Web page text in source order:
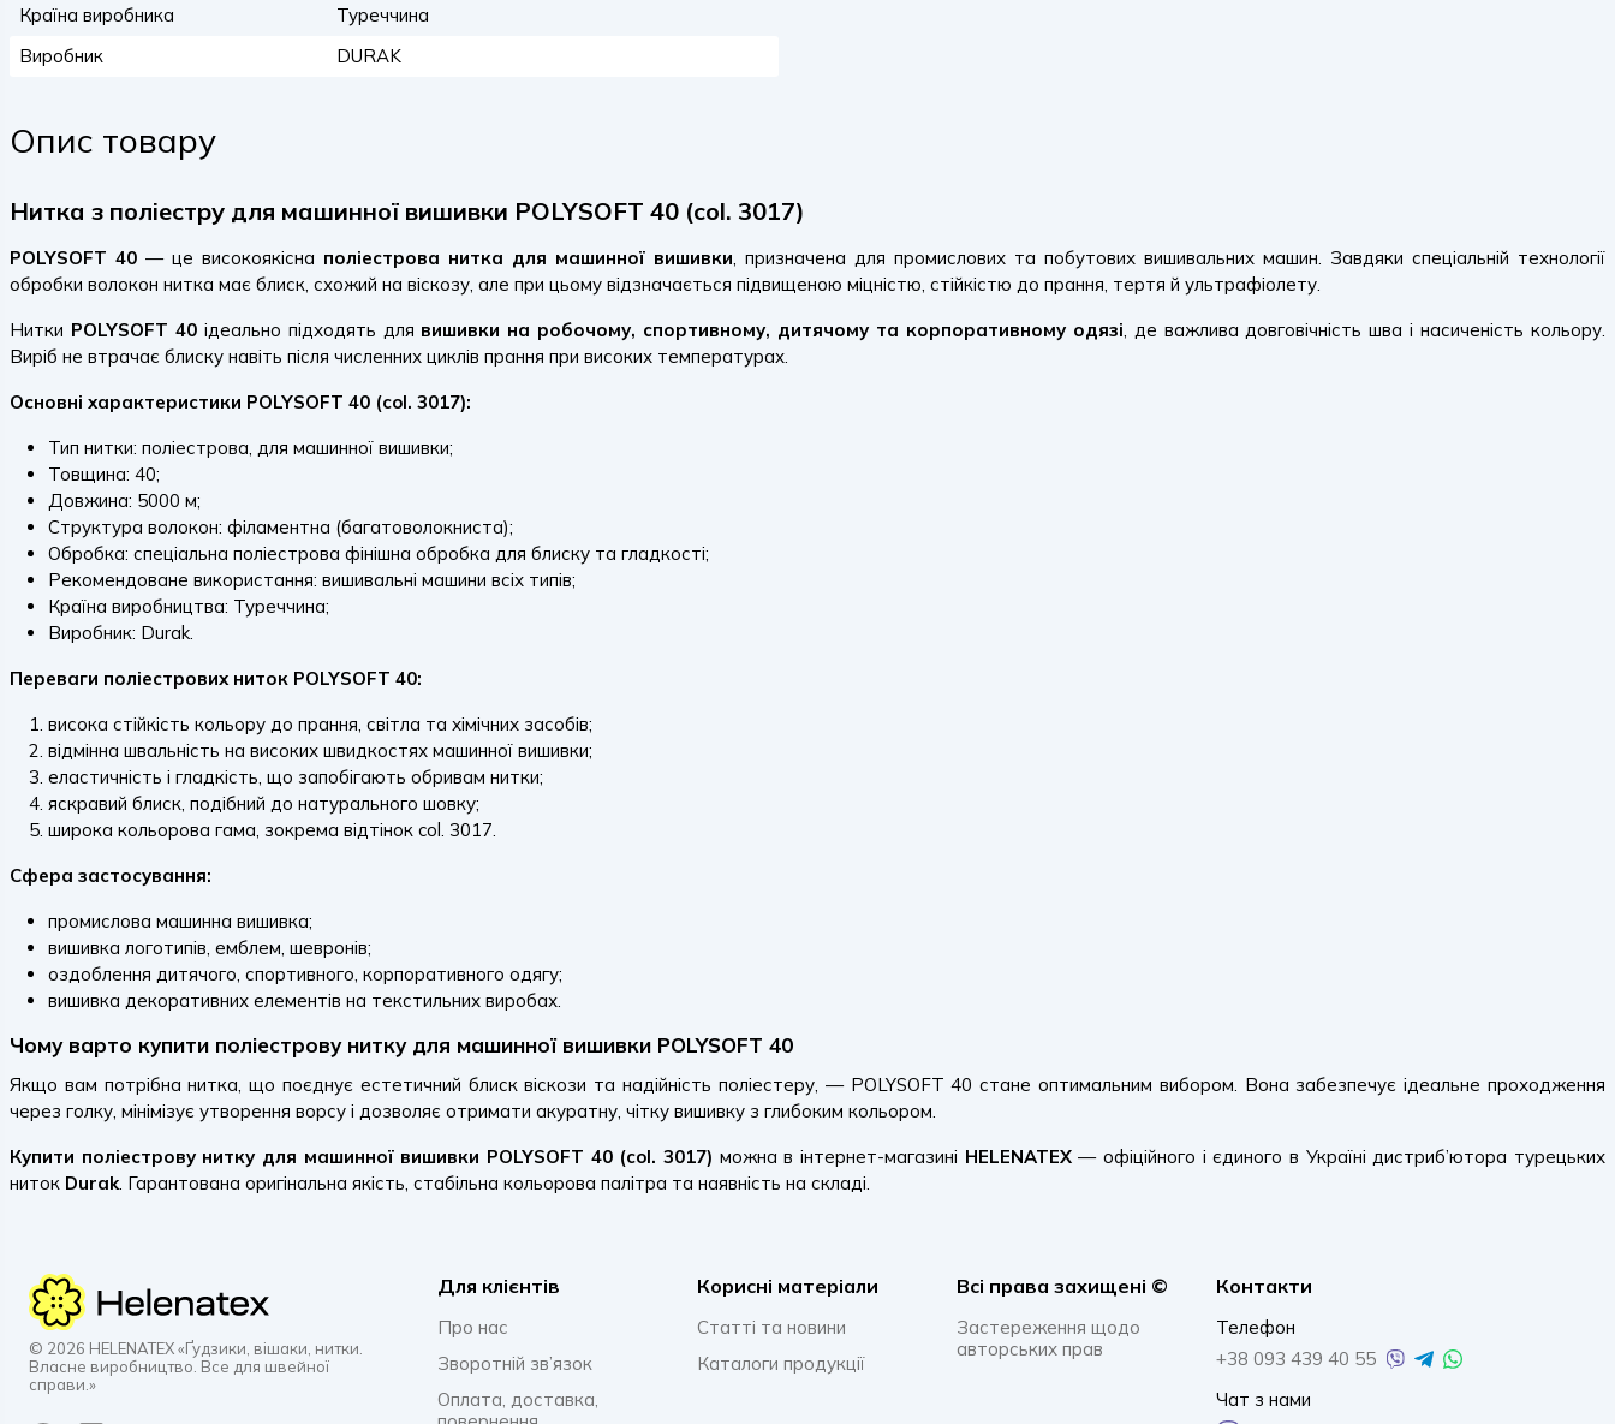
Країна виробника
Туреччина
Виробник
DURAK
Опис товару
Нитка з поліестру для машинної вишивки POLYSOFT 40 (col. 3017)
POLYSOFT 40 — це високоякісна поліестрова нитка для машинної вишивки, призначена для промислових та побутових вишивальних машин. Завдяки спеціальній технології
обробки волокон нитка має блиск, схожий на віскозу, але при цьому відзначається підвищеною міцністю, стійкістю до прання, тертя й ультрафіолету.
Нитки POLYSOFT 40ідеально підходять для вишивки на робочому, спортивному, дитячому та корпоративному одязі, де важлива довговічність шва і насиченість кольору.
Виріб не втрачає блиску навіть після численних циклів прання при високих температурах.
Основні характеристики POLYSOFT 40 (col. 3017):
Тип нитки: поліестрова, для машинної вишивки;
Товщина: 40;
Довжина: 5000 м;
Структура волокон: філаментна (багатоволокниста);
Обробка: спеціальна поліестрова фінішна обробка для блиску та гладкості;
Рекомендоване використання: вишивальні машини всіх типів;
Країна виробництва: Туреччина;
Виробник: Durak.
Переваги поліестрових ниток POLYSOFT 40:
висока стійкість кольору до прання, світла та хімічних засобів;
відмінна швальність на високих швидкостях машинної вишивки;
еластичність і гладкість, що запобігають обривам нитки;
яскравий блиск, подібний до натурального шовку;
широка кольорова гама, зокрема відтінок col. 3017.
Сфера застосування:
промислова машинна вишивка;
вишивка логотипів, емблем, шевронів;
оздоблення дитячого, спортивного, корпоративного одягу;
вишивка декоративних елементів на текстильних виробах.
Чому варто купити поліестрову нитку для машинної вишивки POLYSOFT 40
Якщо вам потрібна нитка, що поєднує естетичний блиск віскози та надійність поліестеру, — POLYSOFT 40 стане оптимальним вибором. Вона забезпечує ідеальне проходження
через голку, мінімізує утворення ворсу і дозволяє отримати акуратну, чітку вишивку з глибоким кольором.
Купити поліестрову нитку для машинної вишивки POLYSOFT 40 (col. 3017) можна в інтернет-магазині HELENATEX— офіційного і єдиного в Україні дистриб’ютора турецьких
ниток Durak. Гарантована оригінальна якість, стабільна кольорова палітра та наявність на складі.
Для клієнтів
Про нас
Зворотній зв’язок
Оплата, доставка,
Корисні матеріали
Статті та новини
Каталоги продукції
Всi права захищенi ©
Застереження щодо
авторських прав
Контакти
Телефон
+38 093 439 40 55
Чат з нами
© 2026 HELENATEX «Ґудзики, вішаки, нитки.
Власне виробництво. Все для швейної
справи.»